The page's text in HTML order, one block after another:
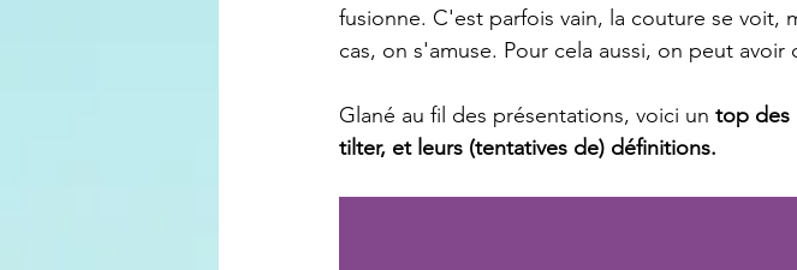
fusionne. C'est parfois vain, la couture se voit,
cas, on s'amuse. Pour cela aussi, on peut
Glané au fil des présentations, voici un top des
tilter, et leurs (tentatives de) définitions.